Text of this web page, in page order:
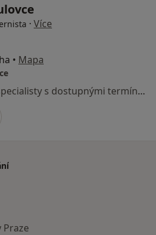
· Více
• Mapa
Tato klinika nemá specialisty s dostupnými termíny v online kalendáři